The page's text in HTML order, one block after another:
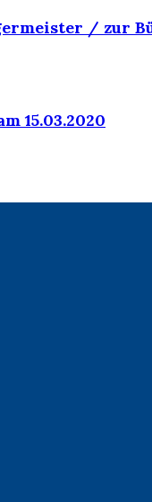
/ zur
15.03.2020